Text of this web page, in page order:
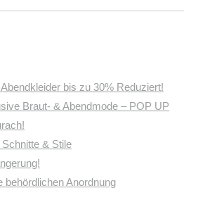
bis zu 30% Reduziert!
Braut- & Abendmode – POP UP
& Stile
behördlichen Anordnung